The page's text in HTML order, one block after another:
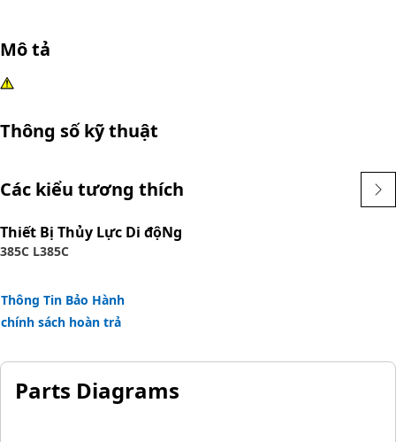
Mô tả
Thông số kỹ thuật
Các kiểu tương thích
Thiết Bị Thủy Lực Di độNg
385C L385C
Thông Tin Bảo Hành
chính sách hoàn trả
Parts Diagrams